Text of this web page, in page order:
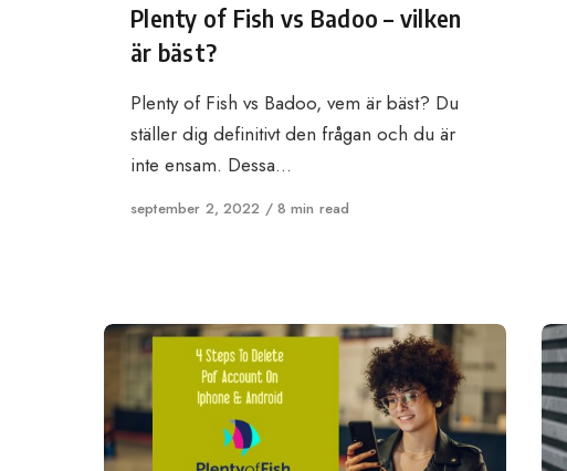
Plenty of Fish vs Badoo – vilken
är bäst?
Plenty of Fish vs Badoo, vem är bäst? Du
ställer dig definitivt den frågan och du är
inte ensam. Dessa…
Published
september 2, 2022 8 min read